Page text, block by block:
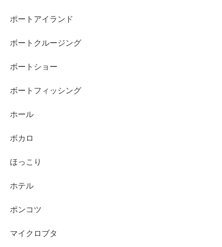
ポートアイランド
ボートクルージング
ボートショー
ボートフィッシング
ホール
ボカロ
ほっこり
ホテル
ポンコツ
マイクロブタ